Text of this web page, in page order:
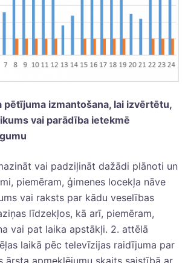
pētījuma izmantošana, lai izvērtētu,
vai parādība ietekmē
vai padziļināt dažādi plānoti un
piemēram, ģimenes locekļa nāve
vai raksts par kādu veselības
līdzekļos, kā arī, piemēram,
vai pat laika apstākļi. 2. attēlā
laikā pēc televīzijas raidījuma par